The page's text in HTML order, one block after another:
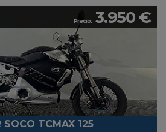
Precio: 3.950 €
SOCO TCMAX 125